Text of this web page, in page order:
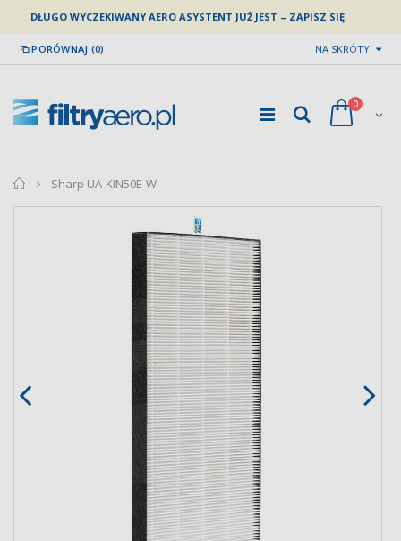
DŁUGO WYCZEKIWANY AERO ASYSTENT JUŻ JEST – ZAPISZ SIĘ
PORÓWNAJ (0) NA SKRÓTY
0
home
Sharp UA-KIN50E-W